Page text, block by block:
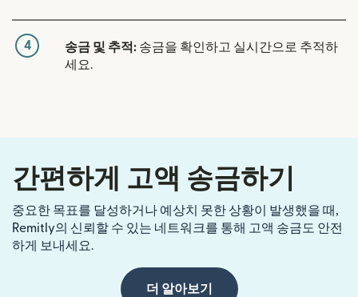
4 송금 및 추적: 송금을 확인하고 실시간으로 추적하
세요.
간편하게 고액 송금하기
중요한 목표를 달성하거나 예상치 못한 상황이 발생했을 때,
Remitly의 신뢰할 수 있는 네트워크를 통해 고액 송금도 안전
하게 보내세요.
더 알아보기